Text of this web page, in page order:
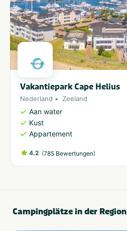
Vakantiepark Cape Helius
Nederland Zeeland
Aan water
Kust
Appartement
4.2 (785 Bewertungen)
Campingplätze in der Region